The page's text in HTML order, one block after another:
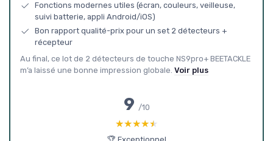
Fonctions modernes utiles (écran, couleurs, veilleuse,
suivi batterie, appli Android/iOS)
Bon rapport qualité-prix pour un set 2 détecteurs +
récepteur
Au final, ce lot de 2 détecteurs de touche NS9pro+ BEETACKLE
m’a laissé une bonne impression globale. Voir plus
9 /10
★★★★★
★★★★★